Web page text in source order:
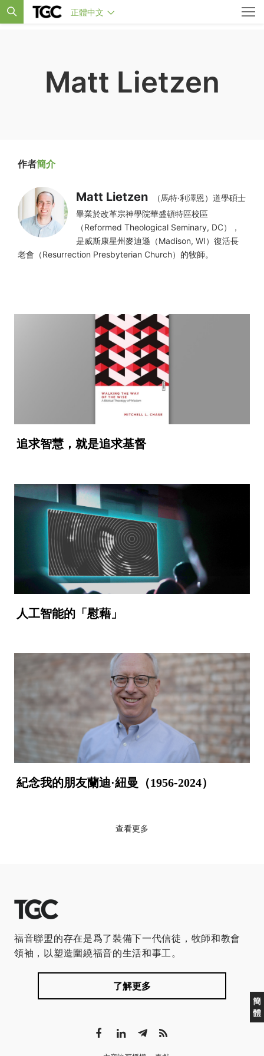
正體中文
Matt Lietzen
作者簡介
Matt Lietzen
（馬特·利澤恩）道學碩士
畢業於改革宗神學院華盛頓特區校區
（Reformed Theological Seminary, DC），
是威斯康星州麥迪遜（Madison, WI）復活長
老會（Resurrection Presbyterian Church）的牧師。
追求智慧，就是追求基督
人工智能的「慰藉」
紀念我的朋友蘭迪·紐曼（1956-2024）
查看更多
簡
體
福音聯盟的存在是爲了裝備下一代信徒，牧師和教會
領袖，以塑造圍繞福音的生活和事工。
了解更多